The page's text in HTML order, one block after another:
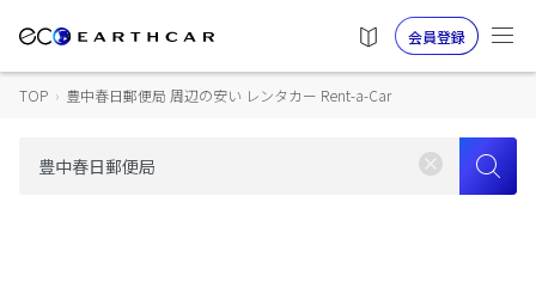
会員登録
TOP › 豊中春日郵便局 周辺の安い レンタカー Rent-a-Car